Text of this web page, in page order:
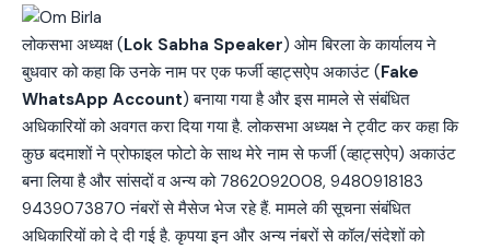
लोकसभा अध्यक्ष (Lok Sabha Speaker) ओम बिरला के कार्यालय ने
बुधवार को कहा कि उनके नाम पर एक फर्जी व्हाट्सऐप अकाउंट (Fake
WhatsApp Account) बनाया गया है और इस मामले से संबंधित
अधिकारियों को अवगत करा दिया गया है. लोकसभा अध्यक्ष ने ट्वीट कर कहा कि
कुछ बदमाशों ने प्रोफाइल फोटो के साथ मेरे नाम से फर्जी (व्हाट्सऐप) अकाउंट
बना लिया है और सांसदों व अन्य को 7862092008, 9480918183
9439073870 नंबरों से मैसेज भेज रहे हैं. मामले की सूचना संबंधित
अधिकारियों को दे दी गई है. कृपया इन और अन्य नंबरों से कॉल/संदेशों को